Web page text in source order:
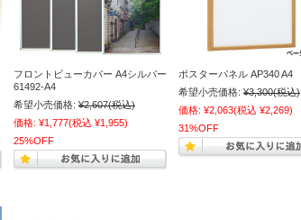
フロントビューカバー A4シルバー
61492-A4
希望小売価格: ¥2,607(税込)
価格: ¥1,777(税込 ¥1,955)
25%OFF
ポスターパネル AP340 A4
希望小売価格: ¥3,300(税込)
価格: ¥2,063(税込 ¥2,269)
31%OFF